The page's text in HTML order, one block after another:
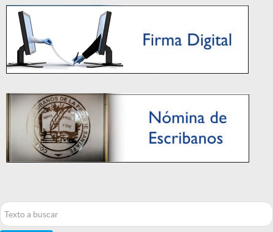
Buscar...